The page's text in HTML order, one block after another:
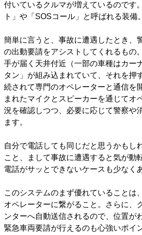
付いているクルマが増えているのです
ト」や「SOSコール」と呼ばれる装備。
簡単に言うと、事故に遭遇したとき、
の出動要請をアシストしてくれるもの
手が届く天井付近（一部の車種はカー
タン」が組み込まれていて、それを押
続されて専門のオペレーターと通信を
まれたマイクとスピーカーを通じてオ
況を確認しつつ、必要に応じて警察や
ます。
自分で電話しても同じだと思うかもし
こと、まして事故に遭遇すると気が動
電話がサッとできないケースも少なく
このシステムのまず優れていることは
オペレーターに繋がること。さらに、
ンターへ自動送信されるので、位置が
緊急車両要請が行えるのも心強いポイ